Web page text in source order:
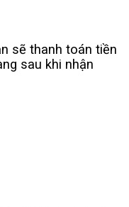
sẽ thanh toán tiền
sau khi nhận